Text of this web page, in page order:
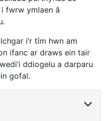
fwrw ymlaen â
i’r tîm hwn am
ifanc ar draws ein tair
ddiogelu a darparu
gofal.